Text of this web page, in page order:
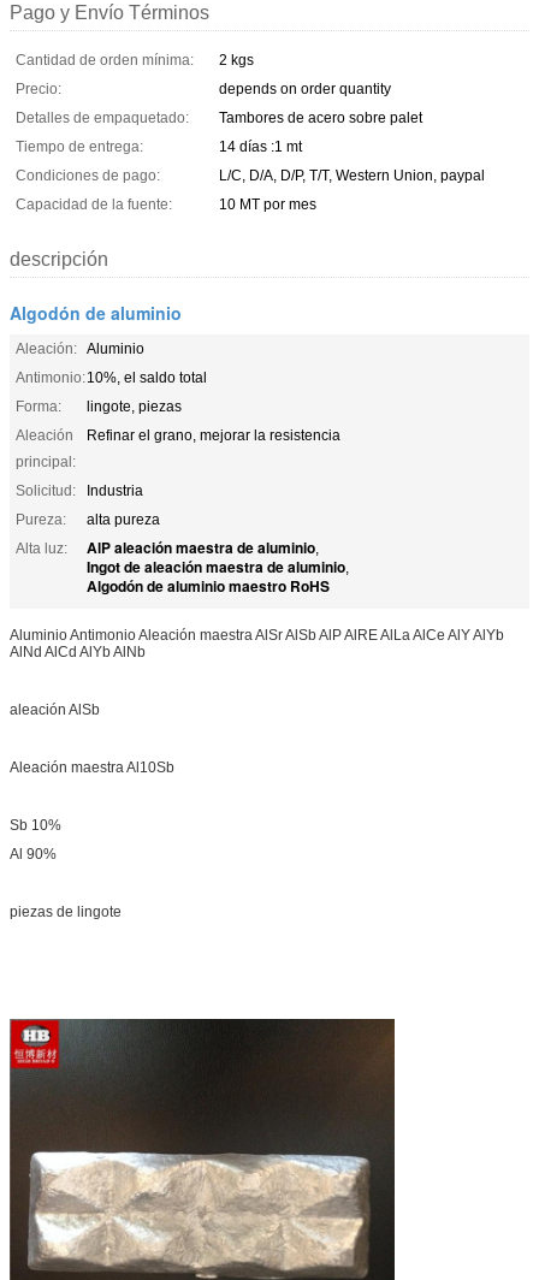
Pago y Envío Términos
Cantidad de orden mínima:
2 kgs
Precio:
depends on order quantity
Detalles de empaquetado:
Tambores de acero sobre palet
Tiempo de entrega:
14 días :1 mt
Condiciones de pago:
L/C, D/A, D/P, T/T, Western Union, paypal
Capacidad de la fuente:
10 MT por mes
descripción
Algodón de aluminio
Aleación: Aluminio
Antimonio:10%, el saldo total
Forma:
lingote, piezas
Aleación
principal:
Refinar el grano, mejorar la resistencia
Solicitud:
Industria
Pureza:
alta pureza
Alta luz:
AlP aleación maestra de aluminio,
Ingot de aleación maestra de aluminio,
Algodón de aluminio maestro RoHS
Aluminio Antimonio Aleación maestra AlSr AlSb AlP AlRE AlLa AlCe AlY AlYb
AlNd AlCd AlYb AlNb
aleación AlSb
Aleación maestra Al10Sb
Sb 10%
Al 90%
piezas de lingote